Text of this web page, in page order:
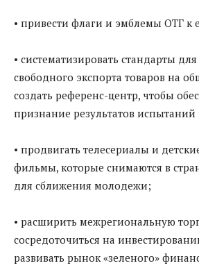
• привести флаги и эмблемы ОТГ к
• систематизировать стандарты
свободного экспорта товаров на
создать референс-центр, чтобы
признание результатов
• продвигать телесериалы и
фильмы, которые снимаются в
для сближения молодежи;
• расширить межрегиональную
сосредоточиться на
развивать рынок «зеленого»